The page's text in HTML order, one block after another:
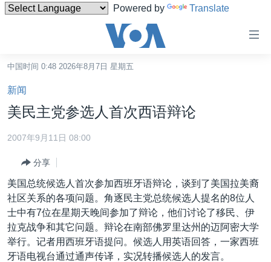
Powered by Translate
碍
链
接
跳
转
容
跳
导
航
港澳
国际
最新国际新闻
印太
中东
分类新闻
经济·金融·贸易
人权·法律·宗教
美中关系
热点专题
中国时间 0:48 2026年8月7日 星期五
新闻
美民主党参选人首次西语辩论
2007年9月11日 08:00
分享
美国总统候选人首次参加西班牙语辩论，谈到了美国拉美裔
社区关系的各项问题。角逐民主党总统候选人提名的8位人
士中有7位在星期天晚间参加了辩论，他们讨论了移民、伊
拉克战争和其它问题。辩论在南部佛罗里达州的迈阿密大学
举行。记者用西班牙语提问。候选人用英语回答，一家西班
牙语电视台通过通声传译，实况转播候选人的发言。